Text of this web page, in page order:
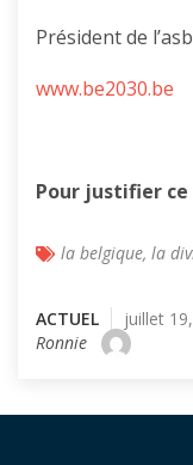
Président de
www.be2030.be
Pour justifier ce
la belgique, la
ACTUEL juillet
Ronnie